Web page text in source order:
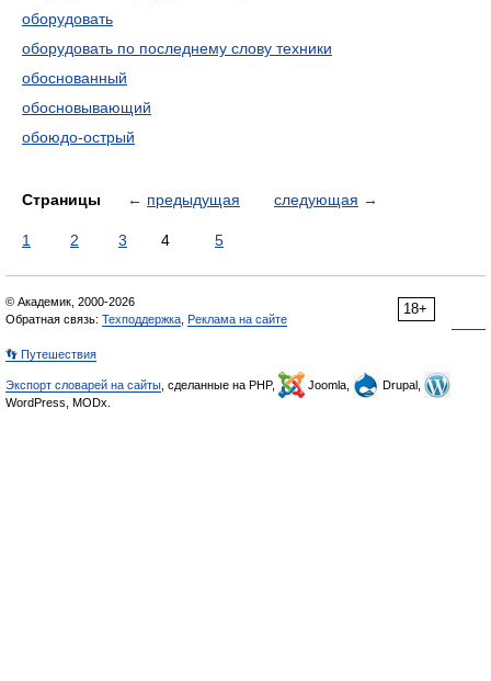
оборудовать
оборудовать по последнему слову техники
обоснованный
обосновывающий
обоюдо-острый
Страницы ← предыдущая следующая →
1 2 3 4 5
18+
© Академик, 2000-2026
Обратная связь: Техподдержка Реклама на сайте
👣 Путешествия
Экспорт словарей на сайты , сделанные на PHP, Joomla,
Drupal,
WordPress, MODx.